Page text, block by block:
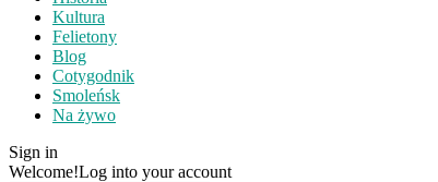
Kultura
Felietony
Blog
Cotygodnik
Smoleńsk
Na żywo
Sign in
Welcome!Log into your account